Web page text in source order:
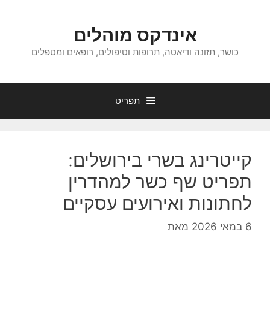
אינדקס מוהלים
כושר, תזונה ודיאטה, תרופות וטיפולים, רופאים ומטפלים
תפריט
קייטרינג בשרי בירושלים:
תפריט שף כשר למהדרין
לחתונות ואירועים עסקיים
6 במאי 2026 מאת